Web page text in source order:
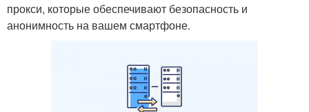
прокси, которые обеспечивают безопасность и
анонимность на вашем смартфоне.